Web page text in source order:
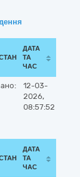
ДАТА
ТА
ЧАС
12-03-
2026,
08:57:52
ДАТА
ТА
ЧАС